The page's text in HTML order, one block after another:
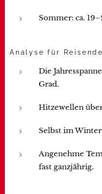
Sommer: ca.
Analyse für Reisende
Die
Grad.
Hitzewellen
Selbst im
Angenehme
fast ganzjährig.